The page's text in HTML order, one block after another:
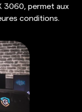
3060, permet aux
conditions.